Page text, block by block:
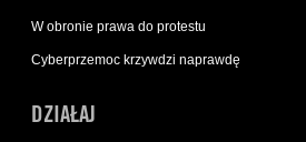
W obronie prawa do protestu
Cyberprzemoc krzywdzi naprawdę
DZIAŁAJ